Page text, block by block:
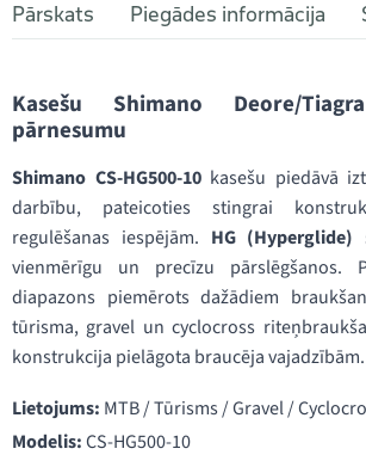
Pārskats Piegādes informācija
Kasešu Shimano Deore/
pārnesumu
Shimano CS-HG500-10kasešu piedāvā
darbību, pateicoties stingrai
regulēšanas iespējām. HG (Hyperglide)
vienmērīgu un precīzu pārslēgšanos.
diapazons piemērots dažādiem
tūrisma, gravel un cyclocross
konstrukcija pielāgota braucēja vajadzībām.
Lietojums: MTB / Tūrisms / Gravel /
Modelis:CS-HG500-10